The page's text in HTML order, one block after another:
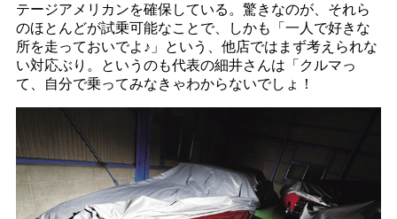
テージアメリカンを確保している。驚きなのが、それら
のほとんどが試乗可能なことで、しかも「一人で好きな
所を走っておいでよ♪」という、他店ではまず考えられな
い対応ぶり。というのも代表の細井さんは「クルマっ
て、自分で乗ってみなきゃわからないでしょ！